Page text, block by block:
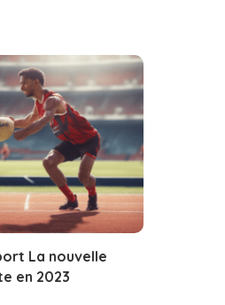
La nouvelle
en 2023